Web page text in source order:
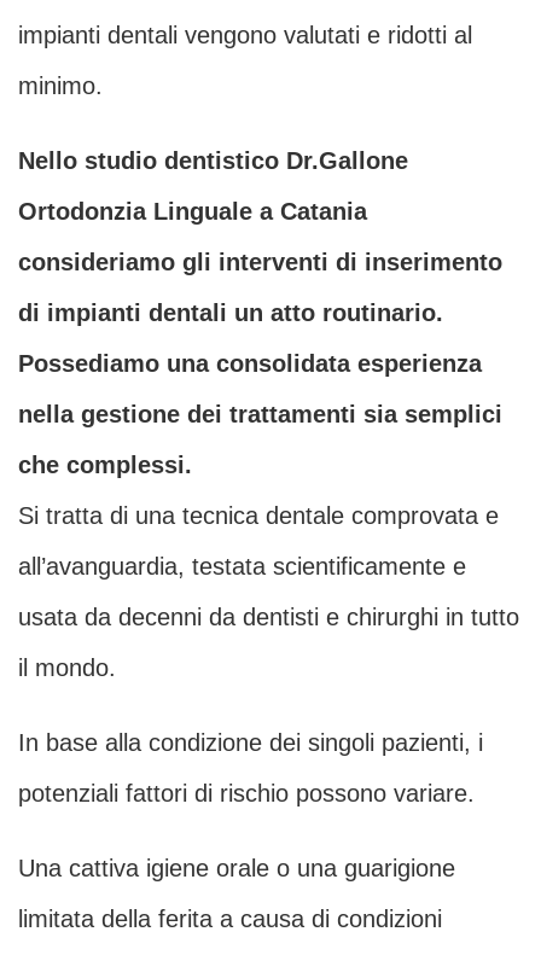
impianti dentali vengono valutati e ridotti al
minimo.
Nello studio dentistico Dr.Gallone
Ortodonzia Linguale a Catania
consideriamo gli interventi di inserimento
di impianti dentali un atto routinario.
Possediamo una consolidata esperienza
nella gestione dei trattamenti sia semplici
che complessi.
Si tratta di una tecnica dentale comprovata e
all’avanguardia, testata scientificamente e
usata da decenni da dentisti e chirurghi in tutto
il mondo.
In base alla condizione dei singoli pazienti, i
potenziali fattori di rischio possono variare.
Una cattiva igiene orale o una guarigione
limitata della ferita a causa di condizioni